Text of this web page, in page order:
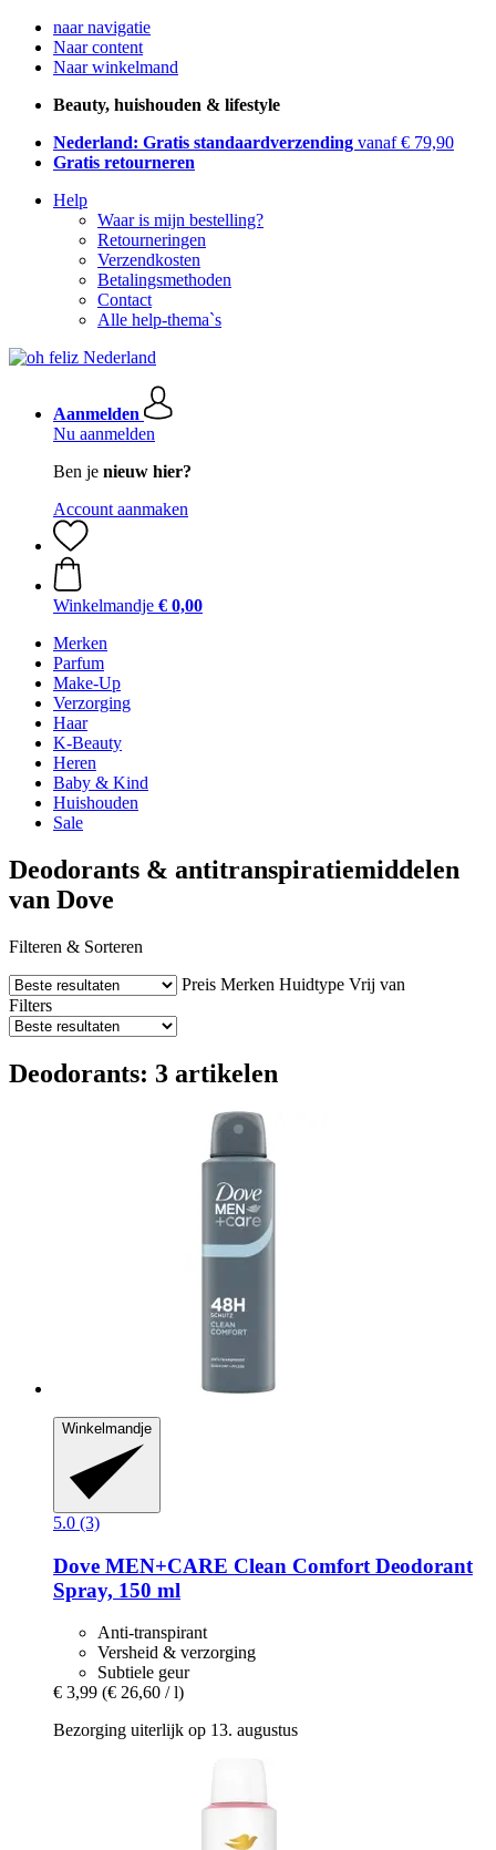
naar navigatie
Naar content
Naar winkelmand
Beauty, huishouden & lifestyle
Nederland: Gratis standaardverzending vanaf € 79,90
Gratis retourneren
Help
Waar is mijn bestelling?
Retourneringen
Verzendkosten
Betalingsmethoden
Contact
Alle help-thema`s
Aanmelden
Nu aanmelden
Ben je nieuw hier?
Account aanmaken
Winkelmandje € 0,00
Merken
Parfum
Make-Up
Verzorging
Haar
K-Beauty
Heren
Baby & Kind
Huishouden
Sale
Deodorants & antitranspiratiemiddelen
van Dove
Filteren & Sorteren
Preis Merken Huidtype Vrij van
Filters
Deodorants: 3 artikelen
Winkelmandje
5.0 (3)
Dove MEN+CARE Clean Comfort Deodorant
Spray, 150 ml
Anti-transpirant
Versheid & verzorging
Subtiele geur
€ 3,99 (€ 26,60 / l)
Bezorging uiterlijk op 13. augustus